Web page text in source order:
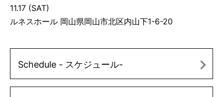
11.17 (SAT)
ルネスホール 岡山県岡山市北区内山下1-6-20
Schedule - スケジュール-